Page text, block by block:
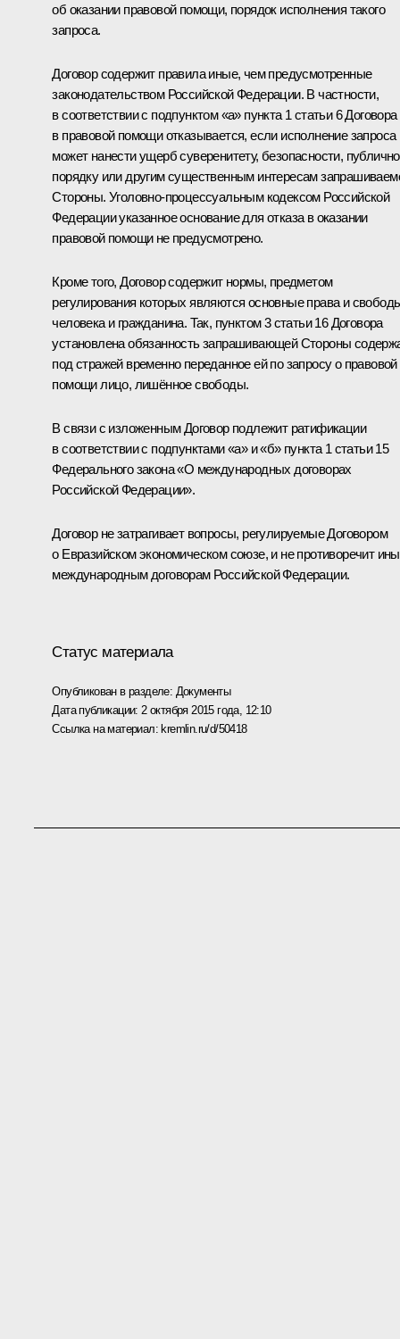
об оказании правовой помощи, порядок исполнения такого
запроса.
Договор содержит правила иные, чем предусмотренные
законодательством Российской Федерации. В частности,
в соответствии с подпунктом «а» пункта 1 статьи 6 Договора
в правовой помощи отказывается, если исполнение запроса
может нанести ущерб суверенитету, безопасности,
порядку или другим существенным интересам
Стороны. Уголовно-процессуальным кодексом Российской
Федерации указанное основание для отказа в оказании
правовой помощи не предусмотрено.
Кроме того, Договор содержит нормы, предметом
регулирования которых являются основные права и
человека и гражданина. Так, пунктом 3 статьи 16 Договора
установлена обязанность запрашивающей Стороны
под стражей временно переданное ей по запросу о правовой
помощи лицо, лишённое свободы.
В связи с изложенным Договор подлежит ратификации
в соответствии с подпунктами «а» и «б» пункта 1 статьи 15
Федерального закона «О международных договорах
Российской Федерации».
Договор не затрагивает вопросы, регулируемые Договором
о Евразийском экономическом союзе, и не противоречит
международным договорам Российской Федерации.
Статус материала
Опубликован в разделе: Документы
Дата публикации: 2 октября 2015 года, 12:10
Ссылка на материал: kremlin.ru/d/50418